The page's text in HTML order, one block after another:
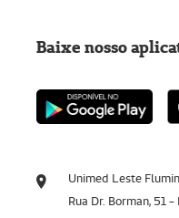
Unimed Leste
Rua Dr. Borman, 51
Baixe nosso